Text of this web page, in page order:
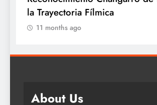
la Trayectoria Fílmica
11 months ago
About Us